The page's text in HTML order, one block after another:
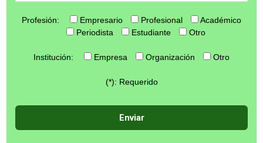
Profesión: Empresario Profesional
Académico
Periodista
Estudiante Otro
Institución: Empresa Organización Otro
(*): Requerido